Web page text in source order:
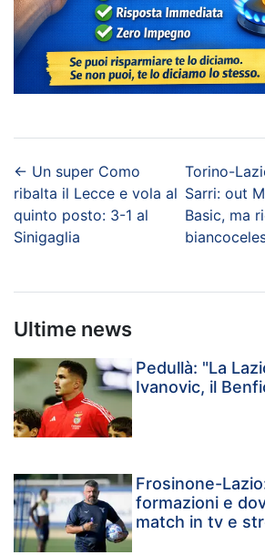
← Un super Como
ribalta il Lecce e vola al
quinto posto: 3-1 al
Sinigaglia
Torino-
Sarri: out
Basic, ma
Ultime news
Pedullà: "La
Ivanovic, il
Frosinone-
formazioni e
match in tv e